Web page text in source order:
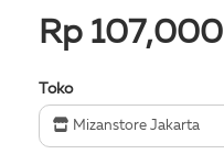
Rp 107,000
Toko
Mizanstore Jakarta